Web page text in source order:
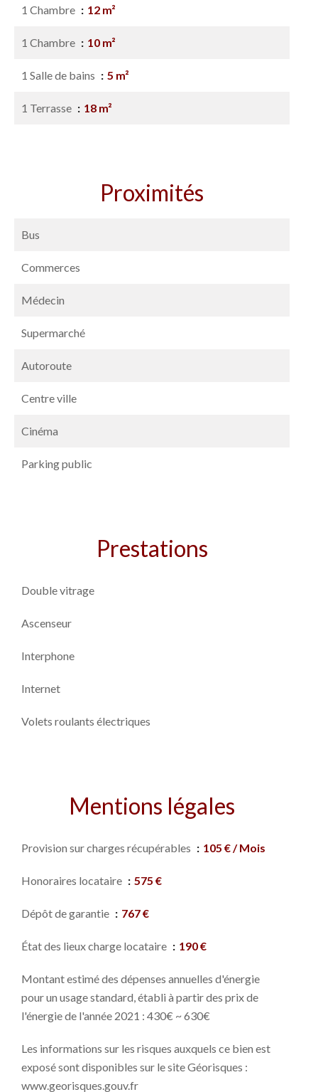
1 Chambre 12 m²
1 Chambre 10 m²
1 Salle de bains 5 m²
1 Terrasse 18 m²
Proximités
Bus
Commerces
Médecin
Supermarché
Autoroute
Centre ville
Cinéma
Parking public
Prestations
Double vitrage
Ascenseur
Interphone
Internet
Volets roulants électriques
Mentions légales
Provision sur charges récupérables 105 € / Mois
Honoraires locataire 575 €
Dépôt de garantie 767 €
État des lieux charge locataire 190 €
Montant estimé des dépenses annuelles d'énergie
pour un usage standard, établi à partir des prix de
l'énergie de l'année 2021 : 430€ ~ 630€
Les informations sur les risques auxquels ce bien est
exposé sont disponibles sur le site Géorisques :
www.georisques.gouv.fr